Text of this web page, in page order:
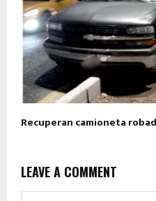
Recuperan camioneta
LEAVE A COMMENT